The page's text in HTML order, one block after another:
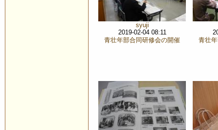
syuji
2019-02-04 08:11
青壮年部合同研修会の開催
青壮